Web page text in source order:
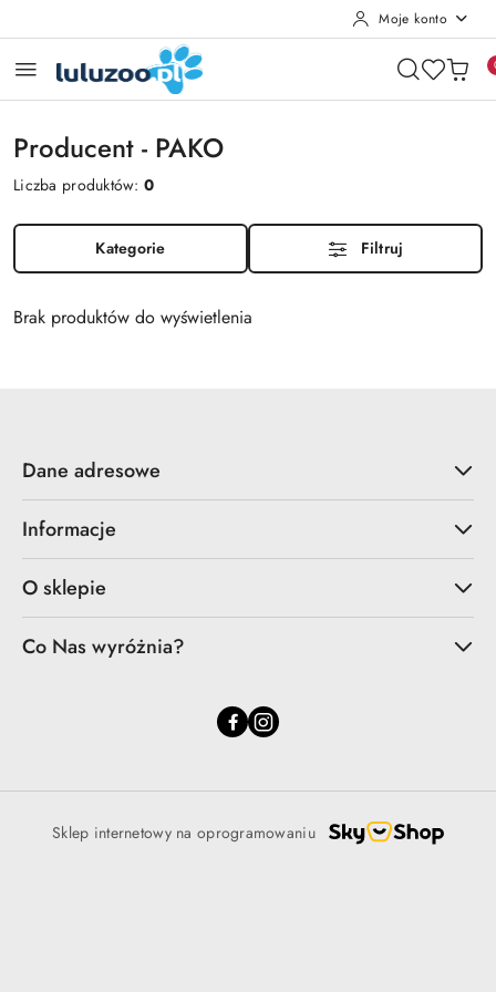
Moje konto
Producent - PAKO
Liczba produktów:0
Kategorie Filtruj
Brak produktów do wyświetlenia
Dane adresowe
Informacje
O sklepie
Co Nas wyróżnia?
Sklep internetowy na oprogramowaniu